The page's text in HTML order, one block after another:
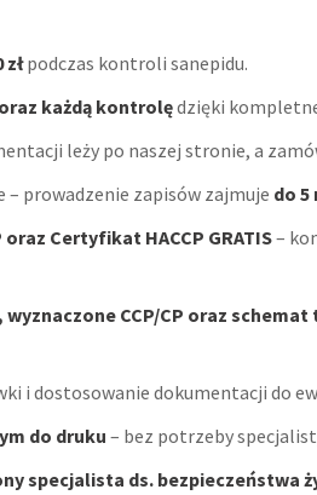
podczas kontroli sanepidu.
każdą kontrolędzięki
leży po naszej stronie, a
prowadzenie zapisów zajmuje do 5
oraz Certyfikat HACCP GRATIS–
wyznaczone CCP/CP oraz
i dostosowanie dokumentacji do
do druku– bez potrzeby
specjalista ds. bezpieczeństwa